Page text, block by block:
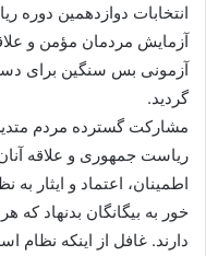
انتخابات دوازدهمین
آزمایش مردمان مؤمن و
آزمونی بس سنگین برای دست
گردید.
مشارکت گسترده مردم متدین
ریاست جمهوری و علاقه
اطمینان، اعتماد و ایثار
خور به بیگانگان بدنهاد که
دارند. غافل از اینکه نظام